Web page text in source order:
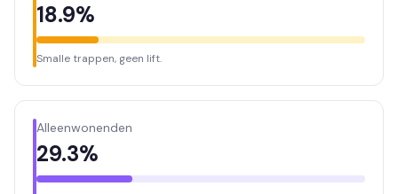
18.9%
Smalle trappen, geen lift.
Alleenwonenden
29.3%